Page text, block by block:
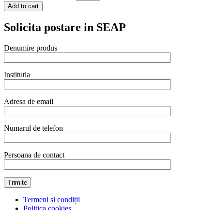
Add to cart
Solicita postare in SEAP
Denumire produs
Institutia
Adresa de email
Numarul de telefon
Persoana de contact
Termeni și condiții
Politica cookies